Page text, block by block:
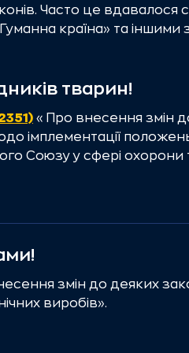
у вигляді зірок, які
на Алеї слави, але
Borders»
—
на всю Європу.
UAnimals разом з
потому організували
Тоді люди в десятках
від екоциду, який
Часто це вдавалося
країна» та іншими
тварин!
«Про внесення змін
імплементації
Союзу у сфері охорони
змін до деяких
виробів».